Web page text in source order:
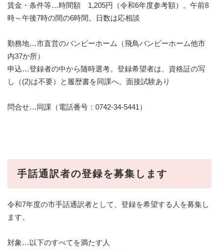
賃金・条件等…時間額 1,205円（令和6年度参考額）。午前8
時～午後7時の間の6時間。日数は応相談
勤務地…市直営のバンビーホーム（飛鳥バンビーホーム他市
内37か所）
申込…登録者の中から随時選考。登録希望者は、資格証の写
し（(2)は不要）と履歴書を同課へ。面接試験あり
問合せ…同課（電話番号：0742-34-5441）
手話通訳者の登録を募集します
令和7年度の市手話通訳者として、登録を希望する人を募集し
ます。
対象…以下のすべてを満たす人